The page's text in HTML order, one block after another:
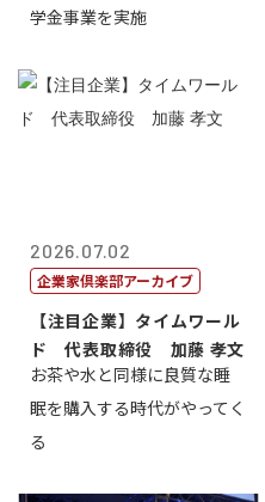
学金事業を実施
2026.07.02
企業家倶楽部アーカイブ
【注目企業】タイムワール
ド 代表取締役 加藤 孝文
お茶や水と同様に良質な睡
眠を購入する時代がやってく
る